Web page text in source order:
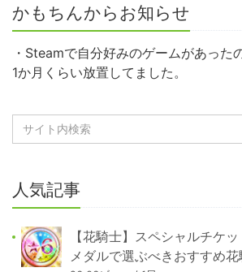
かもちんからお知らせ
・Steamで自分好みのゲームがあった
1か月くらい放置してました。
人気記事
【花騎士】スペシャルチケ
メダルで選ぶべきおすすめ花